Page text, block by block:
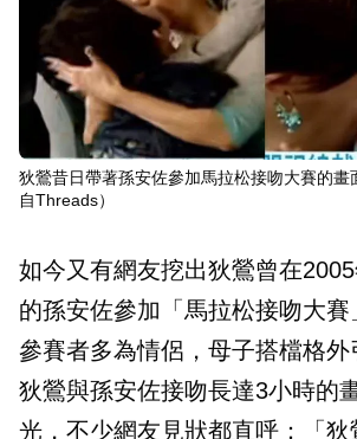
狄鶯昔日帶著孫安佐參加馬拉松接吻大賽的畫
自Threads）
如今又有網友挖出狄鶯曾在
的孫安佐參加「馬拉松接吻大
參賽者多為情侶，母子搭檔格外
狄鶯與孫安佐接吻長達3小時的
光，不少網友見狀都直呼：「狄